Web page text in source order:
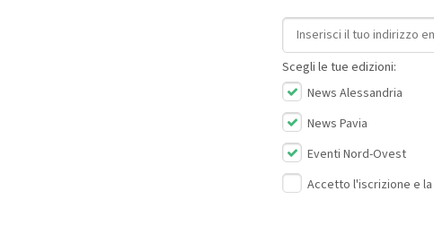
Indirizzo email
Scegli le tue edizioni:
News Alessandria
News Pavia
Eventi Nord-Ovest
Accetto l'iscrizione e la